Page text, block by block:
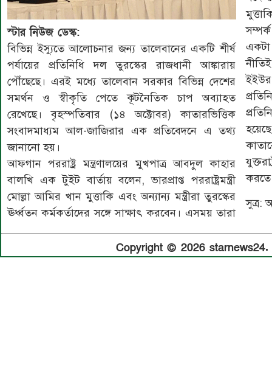
স্টার নিউজ ডেস্ক:
বিভিন্ন ইস্যুতে আলোচনার জন্য তালেবানের একটি শীর্ষ
পর্যায়ের প্রতিনিধি দল তুরস্কের রাজধানী আঙ্কারায়
পৌঁছেছে। এরই মধ্যে তালেবান সরকার বিভিন্ন দেশের
সমর্থন ও স্বীকৃতি পেতে কূটনৈতিক চাপ অব্যাহত
রেখেছে। বৃহস্পতিবার (১৪ অক্টোবর) কাতারভিত্তিক
সংবাদমাধ্যম আল-জাজিরার এক প্রতিবেদনে এ তথ্য
জানানো হয়।
আফগান পররাষ্ট্র মন্ত্রণালয়ের মুখপাত্র আবদুল কাহার
বালখি এক টুইট বার্তায় বলেন, ভারপ্রাপ্ত পররাষ্ট্রমন্ত্রী
মোল্লা আমির খান মুত্তাকি এবং অন্যান্য মন্ত্রীরা তুরস্কের
ঊর্ধ্বতন কর্মকর্তাদের সঙ্গে সাক্ষাৎ করবেন। এসময় তারা
একটা
ইইউর
করতে
সুত্র:
Copyright © 2026